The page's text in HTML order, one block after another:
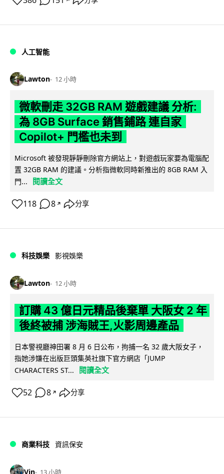
人工智能
Lawton 12 小時
微軟刪走 32GB RAM 遊戲建議 分析:
為 8GB Surface 銷售鋪路 連自家
Copilot+ 門檻也未到
Microsoft 被發現靜靜刪除官方網站上，對遊戲玩家要為電腦配
置 32GB RAM 的建議。分析指微軟同時新推出的 8GB RAM 入
門...
閱讀全文
118 8 ↗ 分享
科技娛樂 影視娛樂
Lawton 12 小時
訂購 43 億日元精品後棄單 大阪女 2 年
後終被捕 涉海賊王,火影周邊產品
日本警視廳神田署 8 月 6 日公布，拘捕一名 32 歲大阪女子，
指她涉嫌在出版巨頭集英社旗下官方網店「JUMP
CHARACTERS ST...
閱讀全文
52 8 ↗ 分享
商業科技 資訊保安
Vin 13 小時